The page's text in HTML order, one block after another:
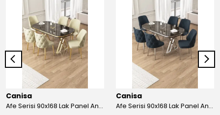
Canisa
Afe Serisi 90x168 Lak Panel Antrasit İroni Masa ve 6 Sandalye Gold Kaplama Ayak
Canisa
Afe Serisi 90x168 Lak Panel Antrasit İroni Masa ve 6 Sandalye Krom Kaplama Ayak